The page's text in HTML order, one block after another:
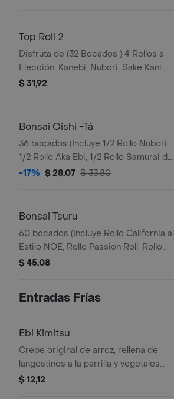
Langostino.
Top Roll 2
Disfruta de (32 Bocados ) 4 Rollos a
Elección: Kanebi, Nubori, Sake Kani
Especial, California Al Estilo Noe, Kani
Langostino.
$ 31,92
Bonsai Oishi -Tá
36 bocados (Incluye 1/2 Rollo Nubori,
1/2 Rollo Aka Ebi, 1/2 Rollo Samurai de
Surimi, 1/2 Rollo California Especial,
Yaki, Ebi Yaki Amai)
-17% $ 28,07 $ 33,80
Bonsai Tsuru
60 bocados (Incluye Rollo California al
Estilo NOE, Rollo Passion Roll, Rollo
Sake Kani Especial 1/2 Rollo Aka Ebi,
$ 45,08
Entradas Frías
Ebi Kimitsu
Crepe original de arroz, rellena de
langostinos a la parrilla y vegetales
salteados, acompañado de una salsa
$ 12,12